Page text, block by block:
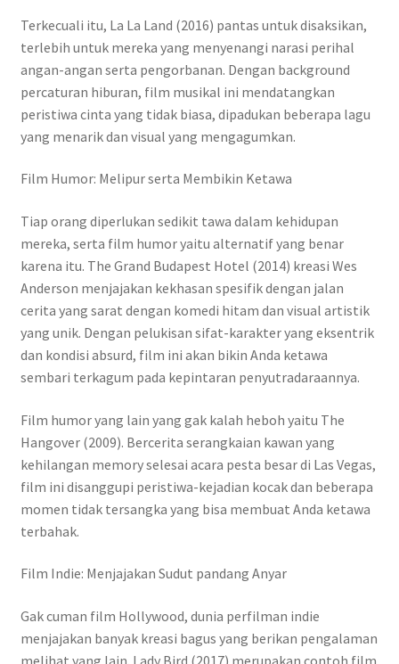
Terkecuali itu, La La Land (2016) pantas untuk disaksikan,
terlebih untuk mereka yang menyenangi narasi perihal
angan-angan serta pengorbanan. Dengan background
percaturan hiburan, film musikal ini mendatangkan
peristiwa cinta yang tidak biasa, dipadukan beberapa lagu
yang menarik dan visual yang mengagumkan.
Film Humor: Melipur serta Membikin Ketawa
Tiap orang diperlukan sedikit tawa dalam kehidupan
mereka, serta film humor yaitu alternatif yang benar
karena itu. The Grand Budapest Hotel (2014) kreasi Wes
Anderson menjajakan kekhasan spesifik dengan jalan
cerita yang sarat dengan komedi hitam dan visual artistik
yang unik. Dengan pelukisan sifat-karakter yang eksentrik
dan kondisi absurd, film ini akan bikin Anda ketawa
sembari terkagum pada kepintaran penyutradaraannya.
Film humor yang lain yang gak kalah heboh yaitu The
Hangover (2009). Bercerita serangkaian kawan yang
kehilangan memory selesai acara pesta besar di Las Vegas,
film ini disanggupi peristiwa-kejadian kocak dan beberapa
momen tidak tersangka yang bisa membuat Anda ketawa
terbahak.
Film Indie: Menjajakan Sudut pandang Anyar
Gak cuman film Hollywood, dunia perfilman indie
menjajakan banyak kreasi bagus yang berikan pengalaman
melihat yang lain. Lady Bird (2017) merupakan contoh film